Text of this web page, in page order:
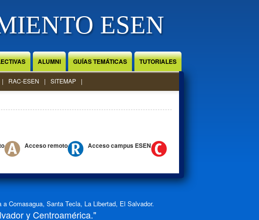
ESEN
ALUMNI GUÍAS TEMÁTICAS TUTORIALES
RAC-ESEN SITEMAP
Acceso campus ESEN
Acceso remoto
Comasagua, Santa Tecla, La Libertad, El Salvador.
y Centroamérica."